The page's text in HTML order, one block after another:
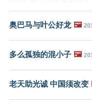
奥巴马与叶公好龙 🖼️
多么孤独的混小子 🖼️
老天助光诚 中国须改变